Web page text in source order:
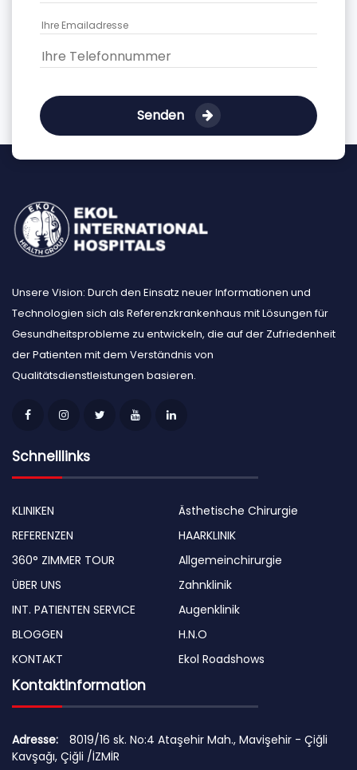
Senden
Unsere Vision: Durch den Einsatz neuer Informationen und
Technologien sich als Referenzkrankenhaus mit Lösungen für
Gesundheitsprobleme zu entwickeln, die auf der Zufriedenheit
der Patienten mit dem Verständnis von
Qualitätsdienstleistungen basieren.
Schnelllinks
KLINIKEN
REFERENZEN
360° ZIMMER TOUR
ÜBER UNS
INT. PATIENTEN SERVICE
BLOGGEN
KONTAKT
Ästhetische Chirurgie
HAARKLINIK
Allgemeinchirurgie
Zahnklinik
Augenklinik
H.N.O
Ekol Roadshows
Kontaktinformation
Adresse:
8019/16 sk. No:4 Ataşehir Mah., Mavişehir - Çiğli
Kavşağı, Çiğli /İZMİR